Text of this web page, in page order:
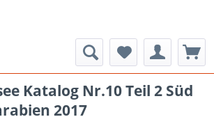
Katalog Nr.10 Teil 2 Süd
2017